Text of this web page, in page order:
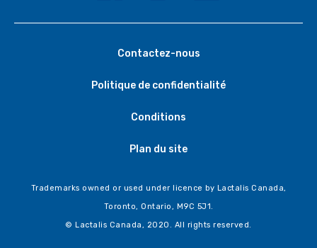
Contactez-nous
Politique de confidentialité
Conditions
Plan du site
Trademarks owned or used under licence by Lactalis Canada,
Toronto, Ontario, M9C 5J1.
© Lactalis Canada, 2020. All rights reserved.